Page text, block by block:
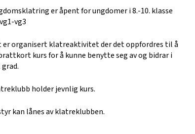
er åpent for ungdomer i 8.-10. klasse
vg3
er organisert klatreaktivitet der det oppfordres til å
kurs for å kunne benytte seg av og bidrar i
holder jevnlig kurs.
kan lånes av klatreklubben.